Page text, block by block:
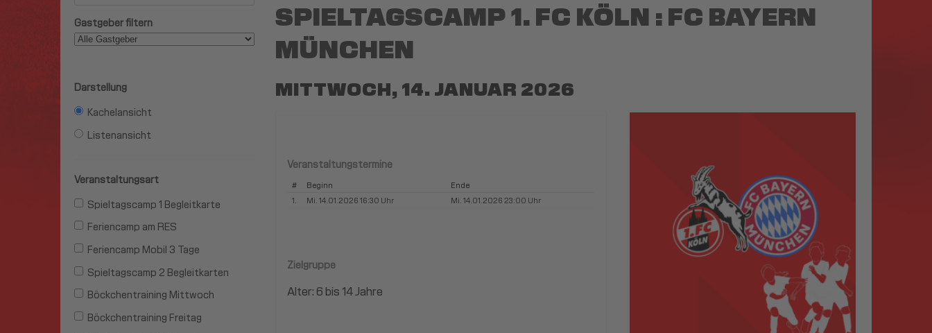
Gastgeber filtern
Darstellung
Kachelansicht
Listenansicht
Veranstaltungsart
Spieltagscamp 1 Begleitkarte
Feriencamp am RES
Feriencamp Mobil 3 Tage
Spieltagscamp 2 Begleitkarten
Böckchentraining Mittwoch
Böckchentraining Freitag
SPIELTAGSCAMP 1. FC KÖLN : FC BAYERN
MÜNCHEN
MITTWOCH, 14. JANUAR 2026
Veranstaltungstermine
# Beginn
Ende
1.
Mi. 14.01.2026 16:30 Uhr Mi. 14.01.2026 23:00 Uhr
Zielgruppe
Alter: 6 bis 14 Jahre